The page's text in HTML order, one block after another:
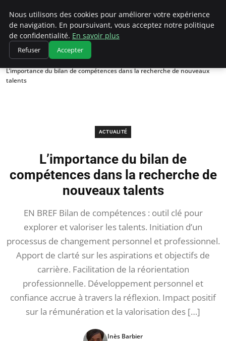
Chasseur De Tête
Accueil
Actualité
L’importance du bilan de compétences dans la recherche de nouveaux
talents
ACTUALITÉ
L’importance du bilan de
compétences dans la recherche de
nouveaux talents
EN BREF Bilan de compétences : outil clé pour
explorer et valoriser les talents. Initiation d’un
processus de changement personnel et professionnel.
Apport de clarté sur les aspirations et objectifs de
carrière. Facilitation de la réorientation
professionnelle. Développement personnel et
confiance accrue à travers la réflexion. Impact positif
sur la rémunération et la valorisation des […]
Inès Barbier
Nous utilisons des cookies pour améliorer votre expérience
de navigation. En poursuivant, vous acceptez notre politique
de confidentialité. En savoir plus
Refuser Accepter